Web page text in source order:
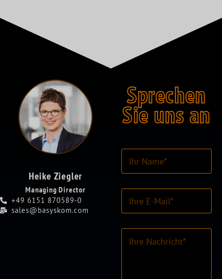
Heike Ziegler
Managing Director
+49 6151 870589-0
sales@basyskom.com
Sprechen
Sie uns an
I
r
e
*
E
M
K